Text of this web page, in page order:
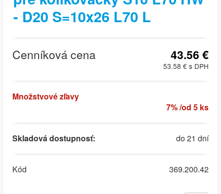
- D20 S=10x26 L70 L
Cenníková cena 43.56 €
53.58 € s DPH
Množstvové zľavy
7% /od 5 ks
Skladová dostupnosť: do 21 dní
Kód 369.200.42